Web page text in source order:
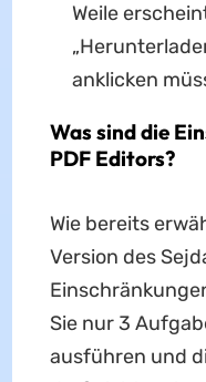
Weile
anklicken
Was sind die
PDF Editors?
Wie bereits
Version des
Sie nur 3
ausführen und